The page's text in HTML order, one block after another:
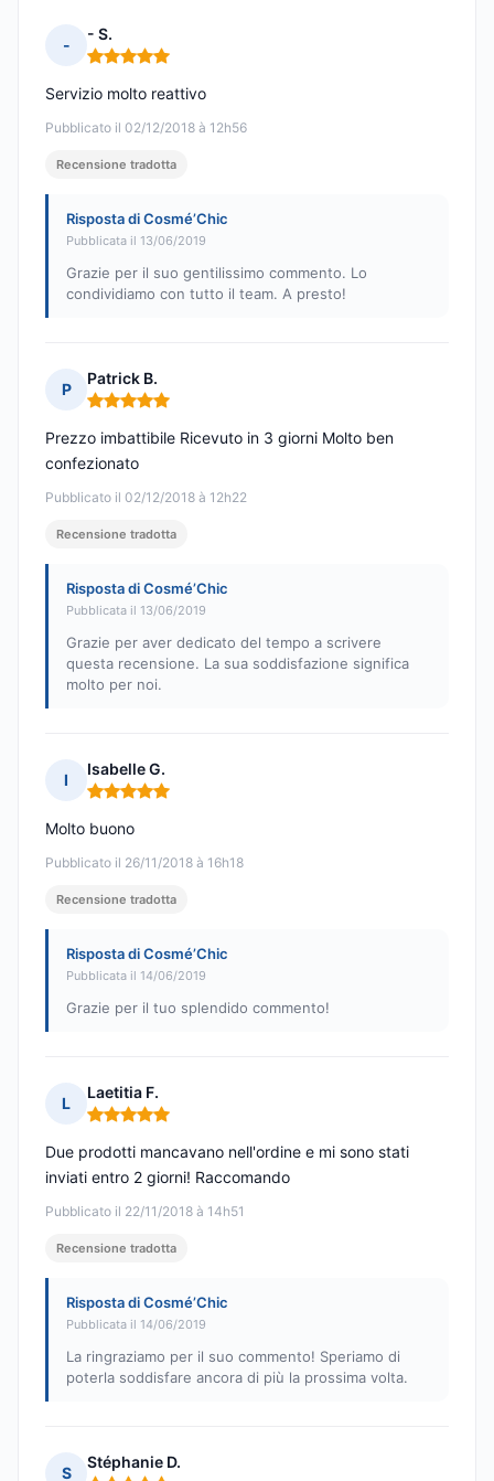
-
- S.
Nota: 5 su 5
Pubblicato il 02/12/2018 à 12h56
Servizio molto reattivo
Recensione tradotta
Risposta di Cosmé’Chic
Pubblicata il 13/06/2019
Grazie per il suo gentilissimo commento. Lo
condividiamo con tutto il team. A presto!
P
Patrick B.
Nota: 5 su 5
Pubblicato il 02/12/2018 à 12h22
Prezzo imbattibile Ricevuto in 3 giorni Molto ben
confezionato
Recensione tradotta
Risposta di Cosmé’Chic
Pubblicata il 13/06/2019
Grazie per aver dedicato del tempo a scrivere
questa recensione. La sua soddisfazione significa
molto per noi.
I
Isabelle G.
Nota: 5 su 5
Pubblicato il 26/11/2018 à 16h18
Molto buono
Recensione tradotta
Risposta di Cosmé’Chic
Pubblicata il 14/06/2019
Grazie per il tuo splendido commento!
L
Laetitia F.
Nota: 5 su 5
Pubblicato il 22/11/2018 à 14h51
Due prodotti mancavano nell'ordine e mi sono stati
inviati entro 2 giorni! Raccomando
Recensione tradotta
Risposta di Cosmé’Chic
Pubblicata il 14/06/2019
La ringraziamo per il suo commento! Speriamo di
poterla soddisfare ancora di più la prossima volta.
S
Stéphanie D.